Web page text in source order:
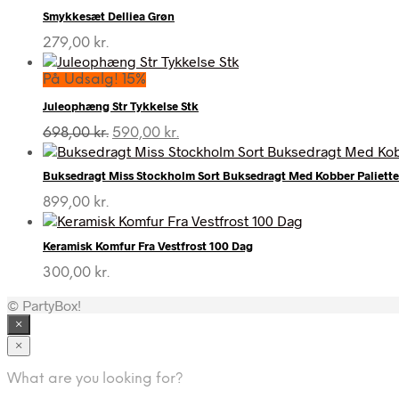
Smykkesæt Delliea Grøn
279,00 kr.
På Udsalg! 15%
Juleophæng Str Tykkelse Stk
698,00kr. Den
oprindelige
var:
590,00 kr.
aktuelle
er:
Buksedragt Miss Stockholm Sort Buksedragt Med Kobber
899,00 kr.
Keramisk Komfur Fra Vestfrost 100 Dag
300,00 kr.
© PartyBox!
×
×
What are you looking for?